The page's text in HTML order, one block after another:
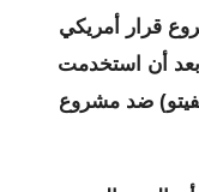
قرار أمريكي
أن استخدمت
ضد مشروع